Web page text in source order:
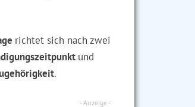
richtet sich nach zwei
und
.